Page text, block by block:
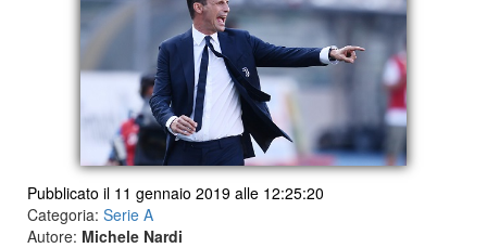
Pubblicato il 11 gennaio 2019 alle 12:25:20
Categoria: Serie A
Autore: Michele Nardi